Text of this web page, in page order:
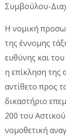
Συμβούλου-
Η νομική
της έννομης
ευθύνης και
η επίκληση της
αντίθετο προς
δικαστήριο
200 του
νομοθετική